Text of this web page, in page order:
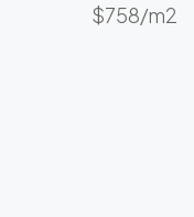
$758/m2